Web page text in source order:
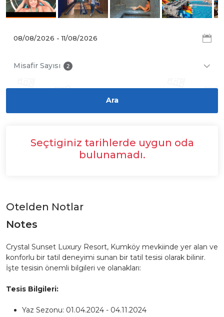
Misafir Sayısı 2
Seçtiginiz tarihlerde uygun oda
bulunamadı.
Otelden Notlar
Notes
Crystal Sunset Luxury Resort, Kumköy mevkiinde yer alan ve
konforlu bir tatil deneyimi sunan bir tatil tesisi olarak bilinir.
İşte tesisin önemli bilgileri ve olanakları:
Tesis Bilgileri:
Yaz Sezonu: 01.04.2024 - 04.11.2024